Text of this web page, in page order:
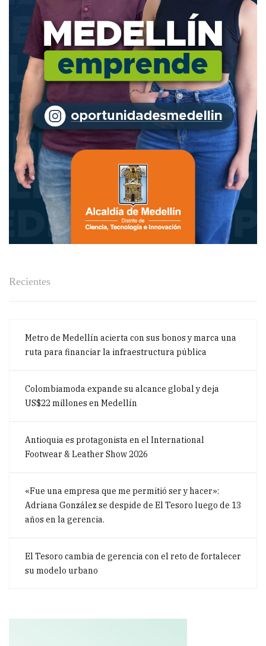
Recientes
Metro de Medellín acierta con sus bonos y marca una
ruta para financiar la infraestructura pública
Colombiamoda expande su alcance global y deja
US$22 millones en Medellín
Antioquia es protagonista en el International
Footwear & Leather Show 2026
«Fue una empresa que me permitió ser y hacer»:
Adriana González se despide de El Tesoro luego de 13
años en la gerencia.
El Tesoro cambia de gerencia con el reto de fortalecer
su modelo urbano